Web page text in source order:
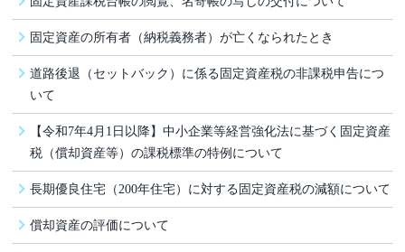
固定資産の所有者（納税義務者）が亡くなられたとき
道路後退（セットバック）に係る固定資産税の非課税申告につ
いて
【令和7年4月1日以降】中小企業等経営強化法に基づく固定資産
税（償却資産等）の課税標準の特例について
長期優良住宅（200年住宅）に対する固定資産税の減額について
償却資産の評価について